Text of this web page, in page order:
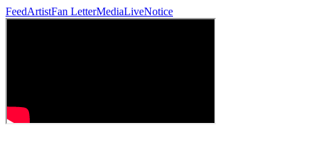
FeedArtistFan LetterMediaLiveNotice